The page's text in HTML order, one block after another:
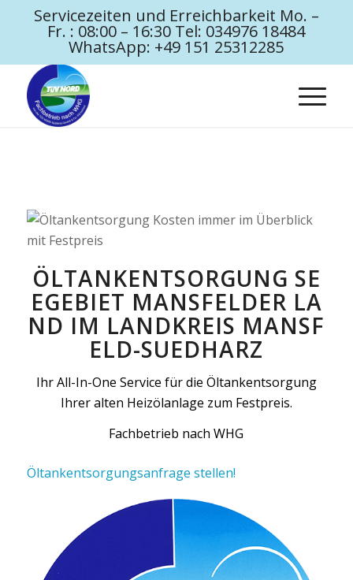
Servicezeiten und Erreichbarkeit Mo. –
Fr. : 08:00 – 16:30 Tel: 034976 18484
WhatsApp: +49 151 25312285
ÖLTANKENTSORGUNG SE
EGEBIET MANSFELDER LA
ND IM LANDKREIS MANSF
ELD-SUEDHARZ
Ihr All-In-One Service für die Öltankentsorgung
Ihrer alten Heizölanlage zum Festpreis.
Fachbetrieb nach WHG
Öltankentsorgungsanfrage stellen!